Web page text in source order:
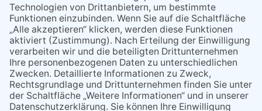
Handarbeitskreis im Familienzentrum Eppstein
16:30
Spielerunde im Familienzentrum Eppstein
16:30
Offene Sprechzeit im Familienzentrum
NACH OBEN